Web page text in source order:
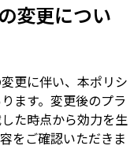
変更につい
更に伴い、本ポリシ
ます。変更後のプラ
た時点から効力を生
をご確認いただきま